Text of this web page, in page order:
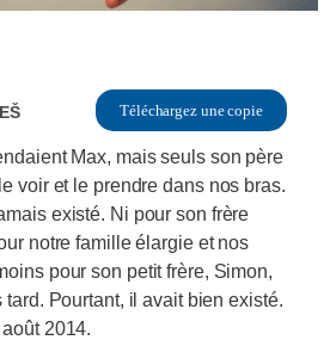
Téléchargez une copie
Max, mais seuls son père
voir et le prendre dans nos bras.
existé. Ni pour son frère
notre famille élargie et nos
pour son petit frère, Simon,
Pourtant, il avait bien existé.
2014.